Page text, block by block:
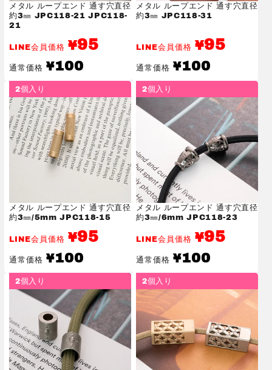
メタル ループエンド 通す穴直径
約3㎜ JPC118-21 JPC118-
21
LINE会員価格 ¥95
通常価格
通
常
価
¥100
メタル ループエンド 通す穴直径
約3㎜ JPC118-31
LINE会員価格 ¥95
通常価格
通
常
価
¥100
2個入り
メタル ループエンド 通す穴直径
約3㎜/5mm JPC118-15
LINE会員価格 ¥95
通常価格
通
常
価
¥100
2個入り
メタル ループエンド 通す穴直径
約3㎜/6mm JPC118-23
LINE会員価格 ¥95
通常価格
通
常
価
¥100
2個入り 2個入り